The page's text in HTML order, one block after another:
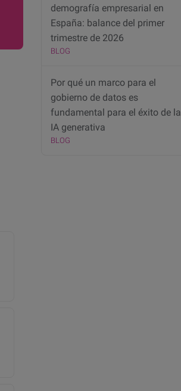
demografía empresarial en
España: balance del primer
trimestre de 2026
BLOG
Por qué un marco para el
gobierno de datos es
fundamental para el éxito de la
IA generativa
BLOG